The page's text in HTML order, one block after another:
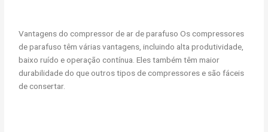
Vantagens do compressor de ar de parafuso Os compressores
de parafuso têm várias vantagens, incluindo alta produtividade,
baixo ruído e operação contínua. Eles também têm maior
durabilidade do que outros tipos de compressores e são fáceis
de consertar.